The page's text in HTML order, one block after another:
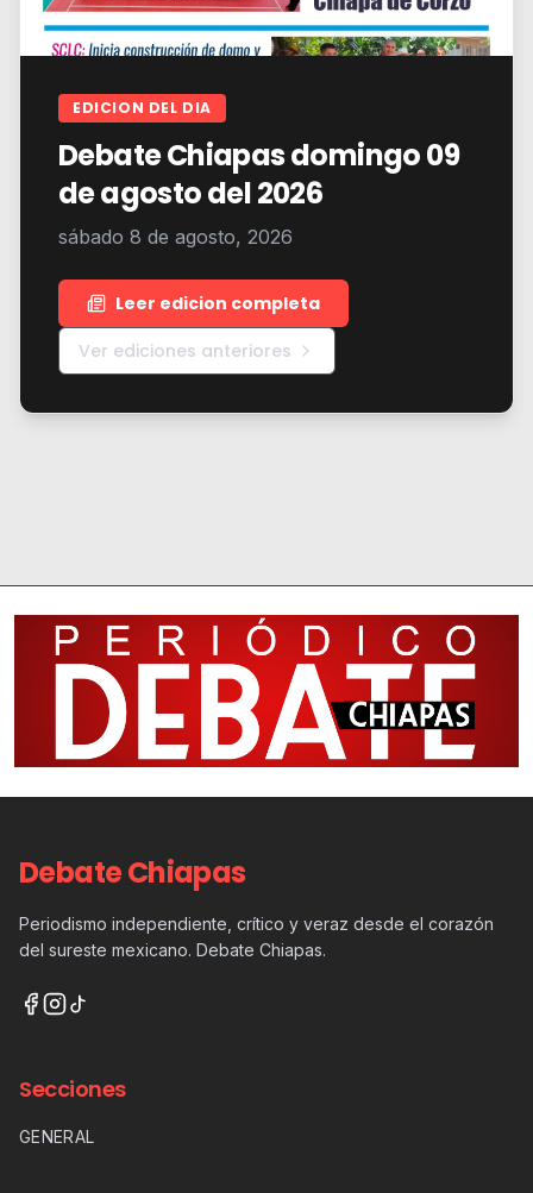
EDICION DEL DIA
Debate Chiapas domingo 09
de agosto del 2026
sábado 8 de agosto, 2026
Leer edicion completa
Ver ediciones anteriores
Debate Chiapas
Periodismo independiente, crítico y veraz desde el corazón
del sureste mexicano. Debate Chiapas.
Secciones
GENERAL